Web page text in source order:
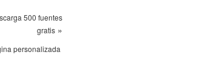
500 fuentes
gratis »
personalizada